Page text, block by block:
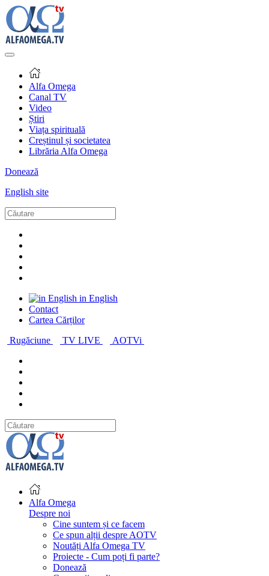
Alfa Omega
Canal TV
Video
Știri
Viața spirituală
Creștinul și societatea
Librăria Alfa Omega
Donează
English site
in English
Contact
Cartea Cărților
Rugăciune
TV LIVE AOTVi
Alfa Omega
Despre noi
Cine suntem și ce facem
Ce spun alții despre AOTV
Noutăți Alfa Omega TV
Proiecte - Cum poți fi parte?
Donează